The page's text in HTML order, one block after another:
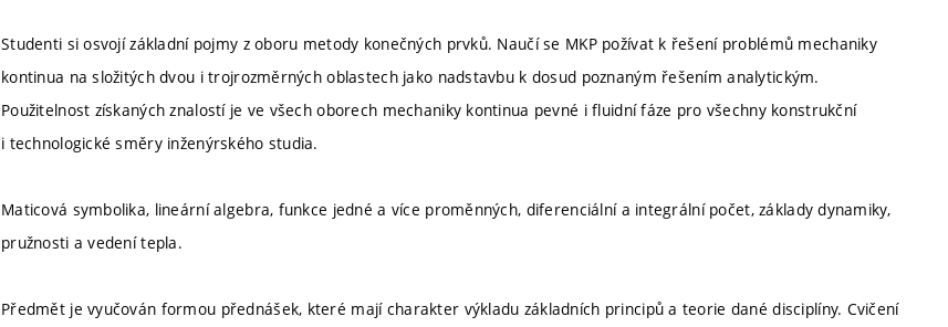
Studenti si osvojí základní pojmy z oboru metody konečných prvků. Naučí se MKP požívat k řešení problémů mechaniky
kontinua na složitých dvou i trojrozměrných oblastech jako nadstavbu k dosud poznaným řešením analytickým.
Použitelnost získaných znalostí je ve všech oborech mechaniky kontinua pevné i fluidní fáze pro všechny konstrukční
i technologické směry inženýrského studia.
Maticová symbolika, lineární algebra, funkce jedné a více proměnných, diferenciální a integrální počet, základy dynamiky,
pružnosti a vedení tepla.
Předmět je vyučován formou přednášek, které mají charakter výkladu základních principů a teorie dané disciplíny. Cvičení